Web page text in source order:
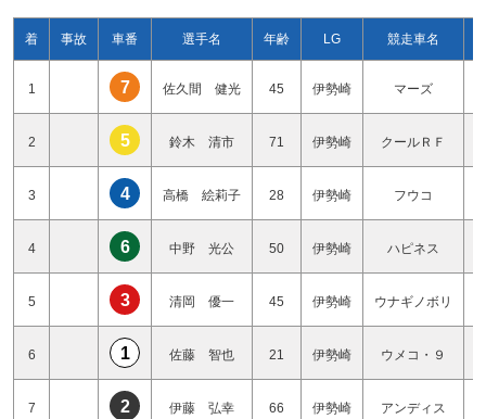
着 事故 車番 選手名 年齢 LG 競走車名
1 7 佐久間 健光 45 伊勢崎 マーズ
2 5 鈴木 清市 71 伊勢崎 クールＲＦ
3 4 高橋 絵莉子 28 伊勢崎 フウコ
4 6 中野 光公 50 伊勢崎 ハピネス
5 3 清岡 優一 45 伊勢崎 ウナギノボリ
6 1 佐藤 智也 21 伊勢崎 ウメコ・９
7 2 伊藤 弘幸 66 伊勢崎 アンディス